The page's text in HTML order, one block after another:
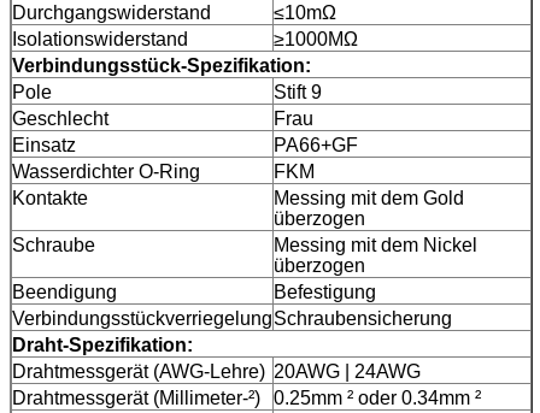
Durchgangswiderstand
≤10mΩ
Isolationswiderstand
≥1000MΩ
Verbindungsstück-Spezifikation:
Pole
Stift 9
Geschlecht
Frau
Einsatz
PA66+GF
Wasserdichter O-Ring
FKM
Kontakte
Messing mit dem Gold
überzogen
Schraube
Messing mit dem Nickel
überzogen
Beendigung
Befestigung
VerbindungsstückverriegelungSchraubensicherung
Draht-Spezifikation:
Drahtmessgerät (AWG-Lehre) 20AWG | 24AWG
Drahtmessgerät (Millimeter-²)
0.25mm ² oder 0.34mm ²